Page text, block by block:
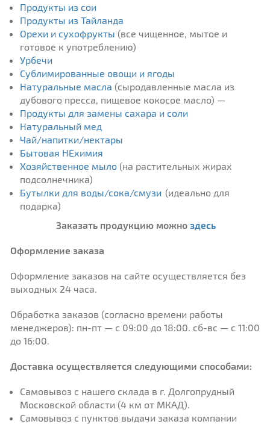
Продукты из сои
Продукты из Тайланда
Орехи и сухофрукты (все чищенное, мытое и
готовое к употреблению)
Урбечи
Сублимированные овощи и ягоды
Натуральные масла (сыродавленные масла из
дубового пресса, пищевое кокосое масло) —
Продукты для замены сахара и соли
Натуральный мед
Чай/напитки/нектары
Бытовая НЕхимия
Хозяйственное мыло (на растительных жирах
подсолнечника)
Бутылки для воды/сока/смузи (идеально для
подарка)
Заказать продукцию можно здесь
Оформление заказа
Оформление заказов на сайте осуществляется без
выходных 24 часа.
Обработка заказов (согласно времени работы
менеджеров): пн-пт — с 09:00 до 18:00. сб-вс — с 11:00
до 16:00.
Доставка осуществляется следующими способами:
Самовывоз с нашего склада в г. Долгопрудный
Московской области (4 км от МКАД).
Самовывоз с пунктов выдачи заказа компании